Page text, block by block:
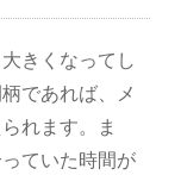
きくなってし
であれば、メ
れます。ま
ていた時間が